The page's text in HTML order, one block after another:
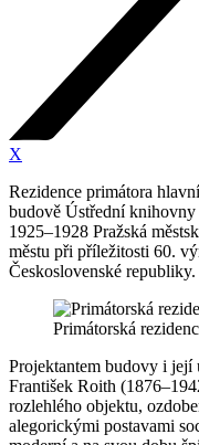
X
Rezidence primátora
budově Ústřední knihovny
1925–1928 Pražská
městu při příležitosti 60.
Československé republiky.
Primátorská
Projektantem budovy i
František Roith
rozlehlého objektu,
alegorickými postavami